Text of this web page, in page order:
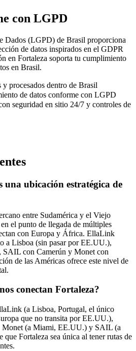
con LGPD
Dados (LGPD) de Brasil proporciona
de datos inspirados en el GDPR
en Fortaleza soporta tu cumplimiento
en Brasil.
y procesados dentro de Brasil
de datos conforme con LGPD
seguridad en sitio 24/7 y controles de
una ubicación estratégica de
entre Sudamérica y el Viejo
el punto de llegada de múltiples
con Europa y África. EllaLink
a Lisboa (sin pasar por EE.UU.),
SAIL con Camerún y Monet con
de las Américas ofrece este nivel de
conectan Fortaleza?
(a Lisboa, Portugal, el único
que no transita por EE.UU.),
Monet (a Miami, EE.UU.) y SAIL (a
que Fortaleza sea única al tener rutas de